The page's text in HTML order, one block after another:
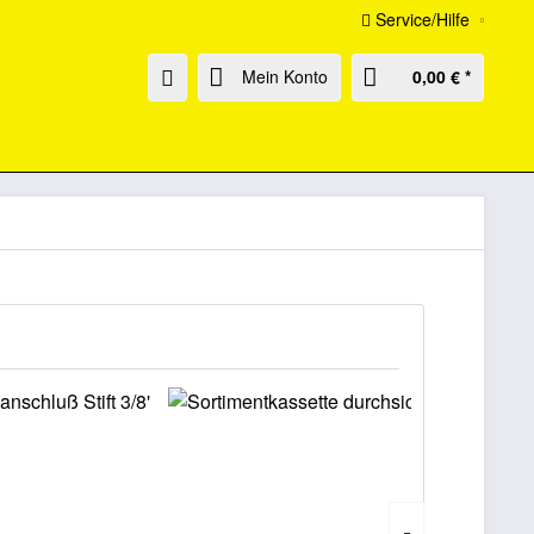
Service/Hilfe
Mein Konto 0,00 € *